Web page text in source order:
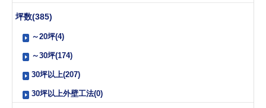
坪数(385)
～20坪(4)
～30坪(174)
30坪以上(207)
30坪以上外壁工法(0)